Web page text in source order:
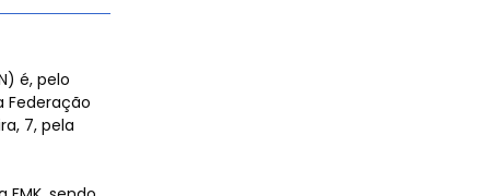
é, pelo
Federação
7, pela